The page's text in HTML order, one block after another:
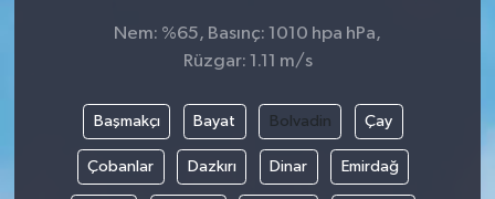
Nem: %65, Basınç: 1010 hpa hPa,
Rüzgar: 1.11 m/s
Başmakçı Bayat Bolvadin Çay
Çobanlar Dazkırı Dinar Emirdağ